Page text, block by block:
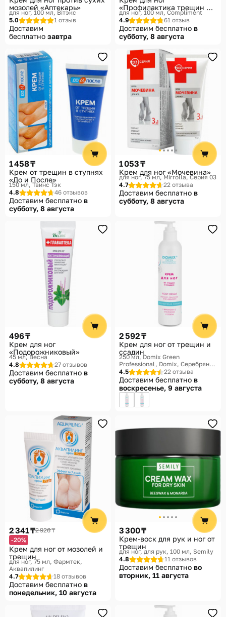
мозолей «Аптекарь»
для ног, 100 мл Вiтэкс
5.0
1 отзыв
Доставим
бесплатно завтра
«Профилактика трещин на
пятках»
для ног, 100 мл Compliment
4.9
61 отзыв
Доставим бесплатно в
субботу, 8 августа
1 458 ₸
Крем от трещин в ступнях
«До и После»
150 мл Твинс Тэк
4.8
46 отзывов
Доставим бесплатно в
субботу, 8 августа
1 053 ₸
Крем для ног «Мочевина»
для ног, 75 мл Mirrolla, Серия 03
4.7
22 отзыва
Доставим бесплатно в
субботу, 8 августа
496 ₸
Крем для ног
«Подорожниковый»
45 мл Весна
4.8
27 отзывов
Доставим бесплатно в
субботу, 8 августа
2 592 ₸
Крем для ног от трещин и
ссадин
250 мл Domix Green
Professional, Domix, Серебряная
линия
4.5 22 отзыва
Доставим бесплатно в
воскресенье, 9 августа
2 341 ₸2 926 ₸
-20%
Крем для ног от мозолей и
трещин
для ног, 75 мл Фармтек,
Аквапилинг
4.7
18 отзывов
Доставим бесплатно в
понедельник, 10 августа
3 300 ₸
Крем-воск для рук и ног от
трещин
для ног, для рук, 100 мл Semily
4.8
11 отзывов
Доставим бесплатно во
вторник, 11 августа